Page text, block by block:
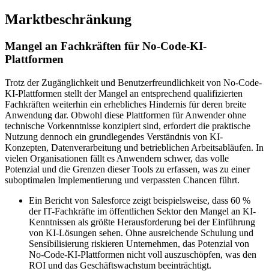
Marktbeschränkung
Mangel an Fachkräften für No-Code-KI-
Plattformen
Trotz der Zugänglichkeit und Benutzerfreundlichkeit von No-Code-
KI-Plattformen stellt der Mangel an entsprechend qualifizierten
Fachkräften weiterhin ein erhebliches Hindernis für deren breite
Anwendung dar. Obwohl diese Plattformen für Anwender ohne
technische Vorkenntnisse konzipiert sind, erfordert die praktische
Nutzung dennoch ein grundlegendes Verständnis von KI-
Konzepten, Datenverarbeitung und betrieblichen Arbeitsabläufen. In
vielen Organisationen fällt es Anwendern schwer, das volle
Potenzial und die Grenzen dieser Tools zu erfassen, was zu einer
suboptimalen Implementierung und verpassten Chancen führt.
Ein Bericht von Salesforce zeigt beispielsweise, dass 60 %
der IT-Fachkräfte im öffentlichen Sektor den Mangel an KI-
Kenntnissen als größte Herausforderung bei der Einführung
von KI-Lösungen sehen. Ohne ausreichende Schulung und
Sensibilisierung riskieren Unternehmen, das Potenzial von
No-Code-KI-Plattformen nicht voll auszuschöpfen, was den
ROI und das Geschäftswachstum beeinträchtigt.